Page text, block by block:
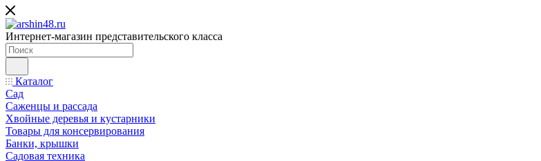
Интернет-магазин представительского класса
Каталог
Сад
Саженцы и рассада
Хвойные деревья и кустарники
Товары для консервирования
Банки, крышки
Садовая техника